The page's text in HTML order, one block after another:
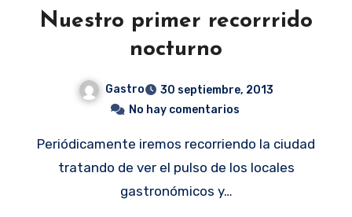
Nuestro primer recorrrido
nocturno
Gastro
30 septiembre, 2013
No hay comentarios
Periódicamente iremos recorriendo la ciudad
tratando de ver el pulso de los locales
gastronómicos y…